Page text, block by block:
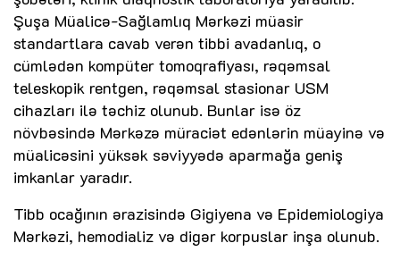
Şuşa Müalicə-Sağlamlıq Mərkəzi müasir
standartlara cavab verən tibbi avadanlıq, o
cümlədən kompüter tomoqrafiyası, rəqəmsal
teleskopik rentgen, rəqəmsal stasionar USM
cihazları ilə təchiz olunub. Bunlar isə öz
növbəsində Mərkəzə müraciət edənlərin müayinə və
müalicəsini yüksək səviyyədə aparmağa geniş
imkanlar yaradır.
Tibb ocağının ərazisində Gigiyena və Epidemiologiya
Mərkəzi, hemodializ və digər korpuslar inşa olunub.